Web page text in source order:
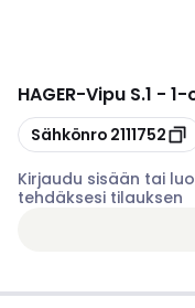
HAGER-Vipu S.1 -
Kopioi
Sähkönro 2111752
Kirjaudu sisään tai
tehdäksesi tilauksen